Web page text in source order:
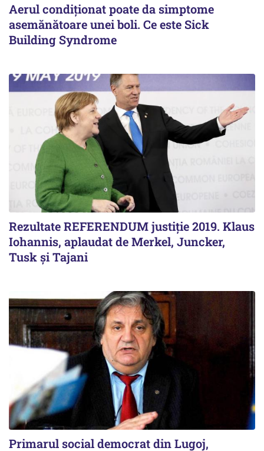
Aerul condiționat poate da simptome
asemănătoare unei boli. Ce este Sick
Building Syndrome
Rezultate REFERENDUM justiție 2019. Klaus
Iohannis, aplaudat de Merkel, Juncker,
Tusk și Tajani
Primarul social democrat din Lugoj,